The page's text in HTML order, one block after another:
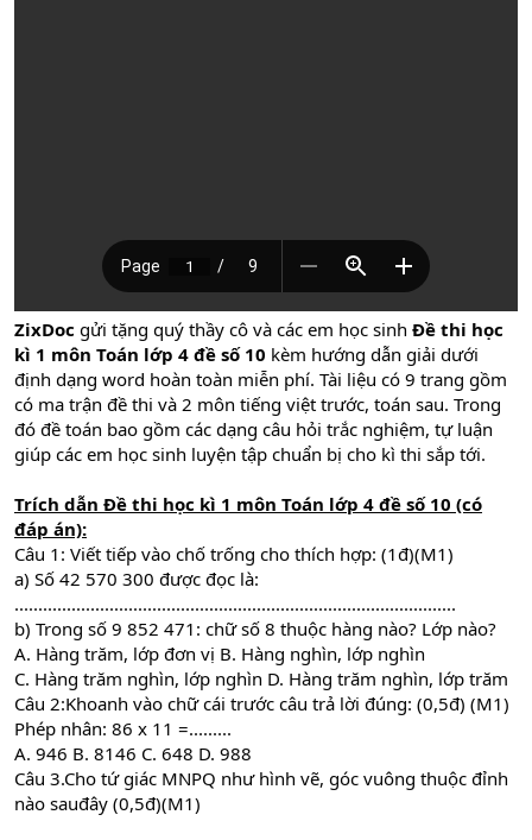
ZixDoc gửi tặng quý thầy cô và các em học sinh Đề thi học
kì 1 môn Toán lớp 4 đề số 10 kèm hướng dẫn giải dưới
định dạng word hoàn toàn miễn phí. Tài liệu có 9 trang gồm
có ma trận đề thi và 2 môn tiếng việt trước, toán sau. Trong
đó đề toán bao gồm các dạng câu hỏi trắc nghiệm, tự luận
giúp các em học sinh luyện tập chuẩn bị cho kì thi sắp tới.
Trích dẫn Đề thi học kì 1 môn Toán lớp 4 đề số 10 (có
đáp án):
Câu 1: Viết tiếp vào chố trống cho thích hợp: (1đ)(M1)
a) Số 42 570 300 được đọc là:
.............................................................................................
b) Trong số 9 852 471: chữ số 8 thuộc hàng nào? Lớp nào?
A. Hàng trăm, lớp đơn vị B. Hàng nghìn, lớp nghìn
C. Hàng trăm nghìn, lớp nghìn D. Hàng trăm nghìn, lớp trăm
Câu 2:Khoanh vào chữ cái trước câu trả lời đúng: (0,5đ) (M1)
Phép nhân: 86 x 11 =.........
A. 946 B. 8146 C. 648 D. 988
Câu 3.Cho tứ giác MNPQ như hình vẽ, góc vuông thuộc đỉnh
nào sauđây (0,5đ)(M1)